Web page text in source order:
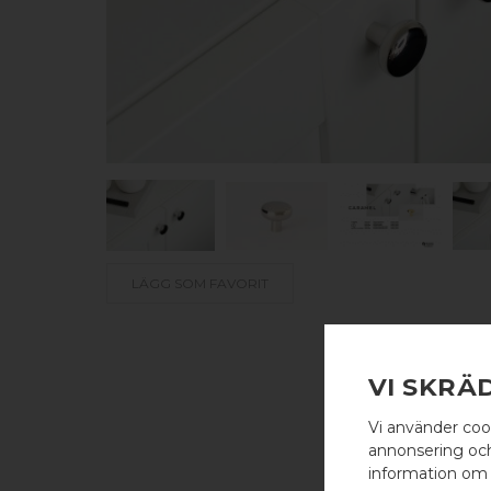
VI
Vi använder
annonsering
information om